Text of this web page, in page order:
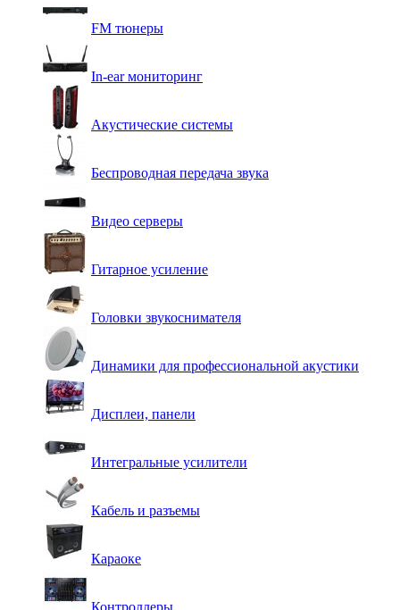
FM тюнеры
In-ear мониторинг
Акустические системы
Беспроводная передача звука
Видео серверы
Гитарное усиление
Головки звукоснимателя
Динамики для профессиональной акустики
Дисплеи, панели
Интегральные усилители
Кабель и разъемы
Караоке
Контроллеры